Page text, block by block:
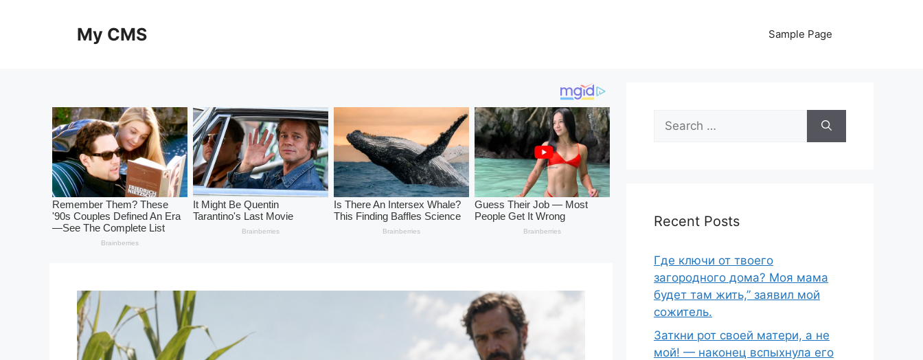
My CMS Sample Page
Search
for:
Recent Posts
Где ключи от твоего
загородного дома? Моя мама
будет там жить,” заявил мой
сожитель.
Заткни рот своей матери, а не
мой! — наконец вспыхнула его